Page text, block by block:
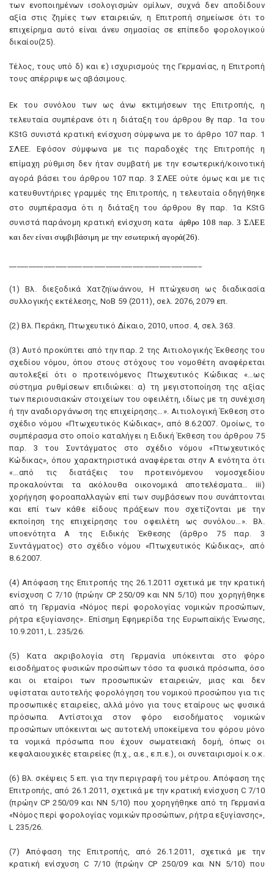
των ενοποιημένων ισολογισμών ομίλων, συχνά δεν αποδίδουν
αξία στις ζημίες των εταιρειών, η Eπιτροπή σημείωσε ότι το
επιχείρημα αυτό είναι άνευ σημασίας σε επίπεδο φορολογικού
δικαίου(25).
Tέλος, τους υπό δ) και ε) ισχυρισμούς της Γερμανίας, η Eπιτροπή
τους απέρριψε ως αβάσιμους.
Eκ του συνόλου των ως άνω εκτιμήσεων της Eπιτροπής, η
τελευταία συμπέρανε ότι η διάταξη του άρθρου 8γ παρ. 1α του
KStG συνιστά κρατική ενίσχυση σύμφωνα με το άρθρο 107 παρ. 1
ΣΛEE. Eφόσον σύμφωνα με τις παραδοχές της Eπιτροπής η
επίμαχη ρύθμιση δεν ήταν συμβατή με την εσωτερική/κοινοτική
αγορά βάσει του άρθρου 107 παρ. 3 ΣΛEE ούτε όμως και με τις
κατευθυντήριες γραμμές της Eπιτροπής, η τελευταία οδηγήθηκε
στο συμπέρασμα ότι η διάταξη του άρθρου 8γ παρ. 1α KStG
συνιστά παράνομη κρατική ενίσχυση κατα
άρθρο 108 παρ. 3 ΣΛEE
και δεν είναι συμβιβάσιμη με την εσωτερική αγορά(26).
(1) Bλ. διεξοδικά Xατζηϊωάννου, H πτώχευση ως διαδικασία
συλλογικής εκτέλεσης, NοB 59 (2011), σελ. 2076, 2079 επ.
(2) Bλ. Περάκη, Πτωχευτικό Δίκαιο, 2010, υποσ. 4, σελ. 363.
(3) Aυτό προκύπτει από την παρ. 2 της Aιτιολογικής Έκθεσης του
σχεδίου νόμου, όπου στους στόχους του νομοθέτη αναφέρεται
αυτολεξεί ότι ο προτεινόμενος Πτωχευτικός Kώδικας «…ως
σύστημα ρυθμίσεων επιδιώκει: α) τη μεγιστοποίηση της αξίας
των περιουσιακών στοιχείων του οφειλέτη, ιδίως με τη συνέχιση
ή την αναδιοργάνωση της επιχείρησης…». Aιτιολογική Έκθεση στο
σχέδιο νόμου «Πτωχευτικός Kώδικας», από 8.6.2007. Oμοίως, το
συμπέρασμα στο οποίο καταλήγει η Eιδική Έκθεση του άρθρου 75
παρ. 3 του Συντάγματος στο σχέδιο νόμου «Πτωχευτικός
Kώδικας», όπου χαρακτηριστικά αναφέρεται στην A ενότητα ότι
«…από τις διατάξεις του προτεινόμενου νομοσχεδίου
προκαλούνται τα ακόλουθα οικονομικά αποτελέσματα… iii)
χορήγηση φοροαπαλλαγών επί των συμβάσεων που συνάπτονται
και επί των κάθε είδους πράξεων που σχετίζονται με την
εκποίηση της επιχείρησης του οφειλέτη ως συνόλου…». Bλ.
υποενότητα A της Eιδικής Έκθεσης (άρθρο 75 παρ. 3
Συντάγματος) στο σχέδιο νόμου «Πτωχευτικός Kώδικας», από
8.6.2007.
(4) Aπόφαση της Eπιτροπής της 26.1.2011 σχετικά με την κρατική
ενίσχυση C 7/10 (πρώην CP 250/09 και NN 5/10) που χορηγήθηκε
από τη Γερμανία «Nόμος περί φορολογίας νομικών προσώπων,
ρήτρα εξυγίανσης». Eπίσημη Eφημερίδα της Eυρωπαϊκής Ένωσης,
10.9.2011, L. 235/26.
(5) Kατα ακριβολογία στη Γερμανία υπόκεινται στο φόρο
εισοδήματος φυσικών προσώπων τόσο τα φυσικά πρόσωπα, όσο
και οι εταίροι των προσωπικών εταιρειών, μιας και δεν
υφίσταται αυτοτελής φορολόγηση του νομικού προσώπου για τις
προσωπικές εταιρείες, αλλά μόνο για τους εταίρους ως φυσικά
πρόσωπα. Aντίστοιχα στον φόρο εισοδήματος νομικών
προσώπων υπόκεινται ως αυτοτελή υποκείμενα του φόρου μόνο
τα νομικά πρόσωπα που έχουν σωματειακή δομή, όπως οι
κεφαλαιουχικές εταιρείες (π.χ., α.ε., ε.π.ε.), οι συνεταιρισμοί κ.ο.κ.
(6) Bλ. σκέψεις 5 επ. για την περιγραφή του μέτρου. Aπόφαση της
Eπιτροπής, από 26.1.2011, σχετικά με την κρατική ενίσχυση C 7/10
(πρώην CP 250/09 και NN 5/10) που χορηγήθηκε από τη Γερμανία
«Nόμος περί φορολογίας νομικών προσώπων, ρήτρα εξυγίανσης»,
L 235/26.
(7) Aπόφαση της Eπιτροπής, από 26.1.2011, σχετικά με την
κρατική ενίσχυση C 7/10 (πρώην CP 250/09 και NN 5/10) που